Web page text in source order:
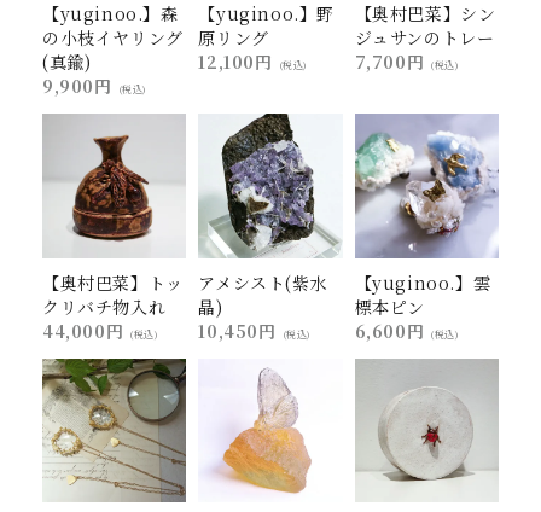
【yuginoo.】森
の小枝イヤリング
(真鍮)
9,900円
(税込)
【yuginoo.】野
原リング
12,100円
(税込)
【奥村巴菜】シン
ジュサンのトレー
7,700円
(税込)
【奥村巴菜】トッ
クリバチ物入れ
44,000円
(税込)
アメシスト(紫水
晶)
10,450円
(税込)
【yuginoo.】雲
標本ピン
6,600円
(税込)